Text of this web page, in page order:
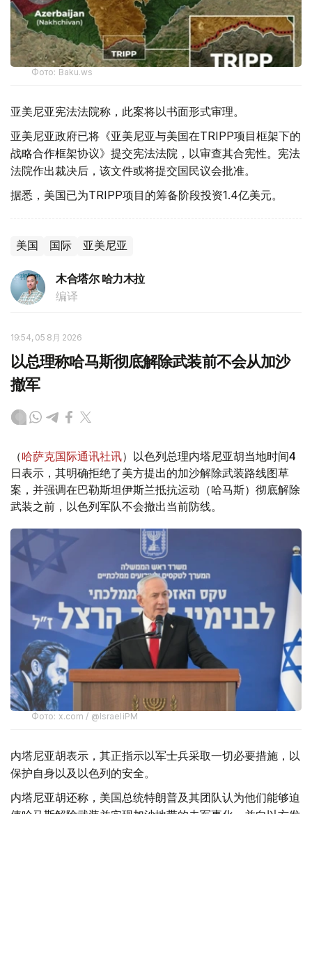
Фото: Baku.ws
亚美尼亚宪法法院称，此案将以书面形式审理。
亚美尼亚政府已将《亚美尼亚与美国在TRIPP项目框架下的
战略合作框架协议》提交宪法法院，以审查其合宪性。宪法
法院作出裁决后，该文件或将提交国民议会批准。
据悉，美国已为TRIPP项目的筹备阶段投资1.4亿美元。
美国 国际 亚美尼亚
木合塔尔 哈力木拉
编译
19:54, 05 8月 2026
以总理称哈马斯彻底解除武装前不会从加沙
撤军
（哈萨克国际通讯社讯）以色列总理内塔尼亚胡当地时间4
日表示，其明确拒绝了美方提出的加沙解除武装路线图草
案，并强调在巴勒斯坦伊斯兰抵抗运动（哈马斯）彻底解除
武装之前，以色列军队不会撤出当前防线。
Фото: x.com / @IsraeliPM
内塔尼亚胡表示，其正指示以军士兵采取一切必要措施，以
保护自身以及以色列的安全。
内塔尼亚胡还称，美国总统特朗普及其团队认为他们能够迫
使哈马斯解除武装并实现加沙地带的去军事化，并向以方发